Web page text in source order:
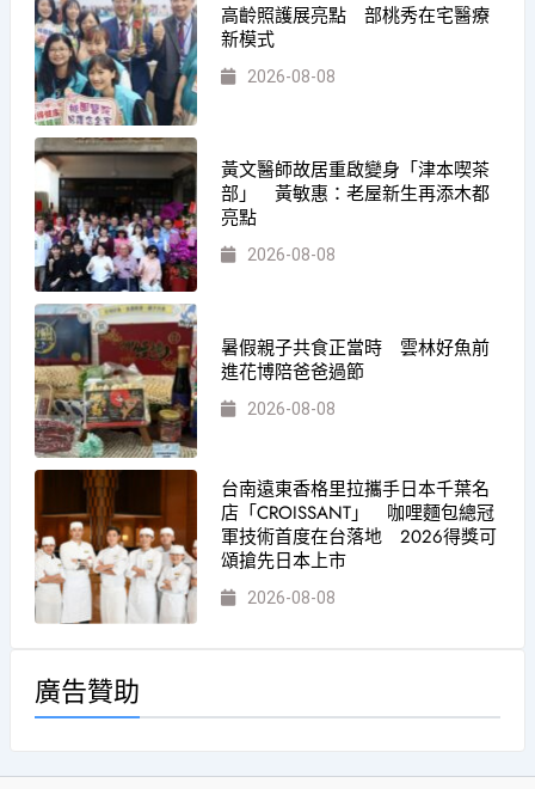
高齡照護展亮點 部桃秀在宅醫療
新模式
2026-08-08
黃文醫師故居重啟變身「津本喫茶
部」 黃敏惠：老屋新生再添木都
亮點
2026-08-08
暑假親子共食正當時 雲林好魚前
進花博陪爸爸過節
2026-08-08
台南遠東香格里拉攜手日本千葉名
店「CROISSANT」 咖哩麵包總冠
軍技術首度在台落地 2026得獎可
頌搶先日本上市
2026-08-08
廣告贊助